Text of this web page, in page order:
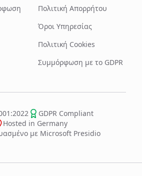
Πολιτική Απορρήτου
Όροι Υπηρεσίας
Πολιτική Cookies
Συμμόρφωση με το GDPR
GDPR Compliant
Hosted in Germany
με Microsoft Presidio